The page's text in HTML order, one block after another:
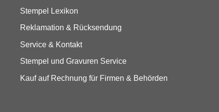
Stempel Lexikon
Reklamation & Rücksendung
Service & Kontakt
Stempel und Gravuren Service
Kauf auf Rechnung für Firmen & Behörden